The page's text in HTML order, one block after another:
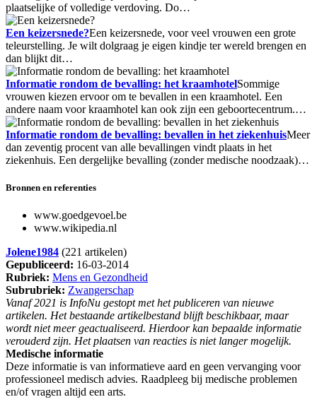
plaatselijke of volledige verdoving. Do…
Een keizersnede?Een keizersnede, voor veel vrouwen een grote
teleurstelling. Je wilt dolgraag je eigen kindje ter wereld brengen en
dan blijkt dit…
Informatie rondom de bevalling: het kraamhotelSommige
vrouwen kiezen ervoor om te bevallen in een kraamhotel. Een
andere naam voor kraamhotel kan ook zijn een geboortecentrum.…
Informatie rondom de bevalling: bevallen in het ziekenhuisMeer
dan zeventig procent van alle bevallingen vindt plaats in het
ziekenhuis. Een dergelijke bevalling (zonder medische noodzaak)…
Bronnen en referenties
www.goedgevoel.be
www.wikipedia.nl
Jolene1984 (221 artikelen)
Gepubliceerd: 16-03-2014
Rubriek: Mens en Gezondheid
Subrubriek: Zwangerschap
Vanaf 2021 is InfoNu gestopt met het publiceren van nieuwe
artikelen. Het bestaande artikelbestand blijft beschikbaar, maar
wordt niet meer geactualiseerd. Hierdoor kan bepaalde informatie
verouderd zijn. Het plaatsen van reacties is niet langer mogelijk.
Medische informatie
Deze informatie is van informatieve aard en geen vervanging voor
professioneel medisch advies. Raadpleeg bij medische problemen
en/of vragen altijd een arts.